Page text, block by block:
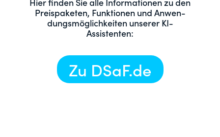
Preis­paketen, Funk­tio­nen und Anwen­
dungsmöglichkeit­en unser­er KI-
Assistenten:
Zu DSaF.de